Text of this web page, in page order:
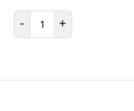
- Počet položiek
+